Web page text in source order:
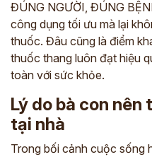
ĐÚNG NGƯỜI, ĐÚNG
công dụng tối ưu mà lại
thuốc. Đâu cũng là điểm
thuốc thang luôn đạt hiệu
toàn với sức khỏe.
Lý do bà con
tại nhà
Trong bối cảnh cuộc sống